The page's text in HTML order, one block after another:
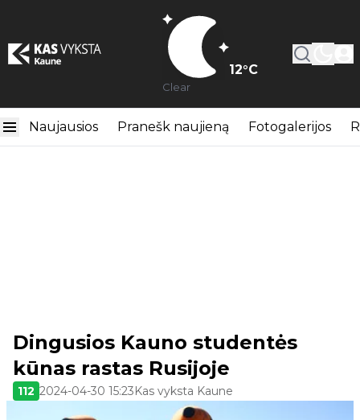
12°C
Clear
Naujausios Pranešk naujieną Fotogalerijos
Dingusios Kauno studentės
kūnas rastas Rusijoje
112 2024-04-30 15:23Kas vyksta Kaune